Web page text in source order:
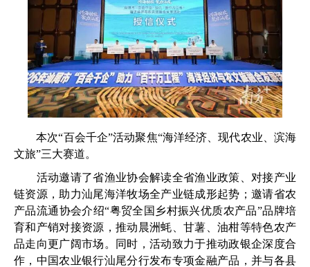
本次“百会千企”活动聚焦“海洋经济、现代农业、滨海
文旅”三大赛道。
活动邀请了省渔业协会解读全省渔业政策、对接产业
链资源，助力汕尾海洋牧场全产业链成形起势；邀请省农
产品流通协会介绍“粤贸全国乡村振兴优质农产品”品牌培
育和产销对接资源，推动晨洲蚝、甘薯、油柑等特色农产
品走向更广阔市场。同时，活动致力于推动政银企深度合
作，中国农业银行汕尾分行发布专项金融产品，并与各县